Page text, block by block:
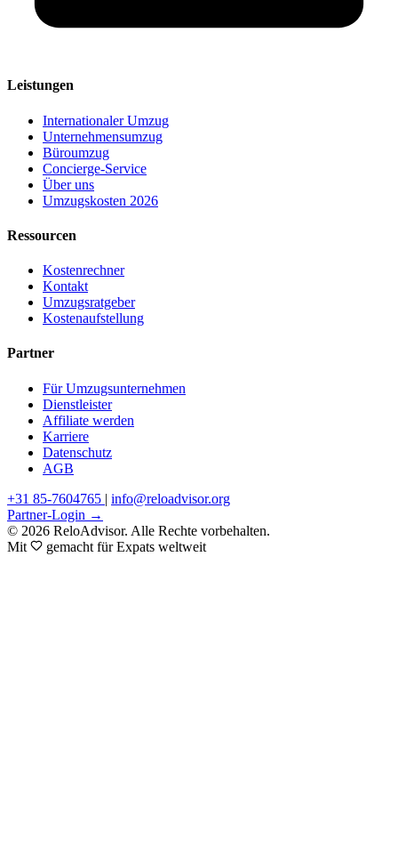
Leistungen
Internationaler Umzug
Unternehmensumzug
Büroumzug
Concierge-Service
Über uns
Umzugskosten 2026
Ressourcen
Kostenrechner
Kontakt
Umzugsratgeber
Kostenaufstellung
Partner
Für Umzugsunternehmen
Dienstleister
Affiliate werden
Karriere
Datenschutz
AGB
+31 85-7604765 | info@reloadvisor.org
Partner-Login →
© 2026 ReloAdvisor. Alle Rechte vorbehalten.
Mit
gemacht für Expats weltweit